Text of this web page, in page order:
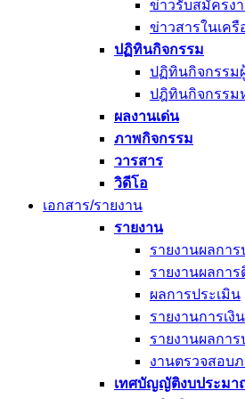
ข่าวรับสมัครง
ข่าวสารในเค
ปฏิทินกิจกรรม
ปฏิทินกิจกรรม
ปฎิทินกิจกรรม
ผลงานเด่น
ภาพกิจกรรม
วารสาร
วิดีโอ
เอกสาร/รายงาน
รายงาน
รายงานผลกา
รายงานผลกา
ผลการประเมิน
รายงานการเงิน
รายงานผลกา
งานตรวจสอบ
เทศบัญญัติงบประมา